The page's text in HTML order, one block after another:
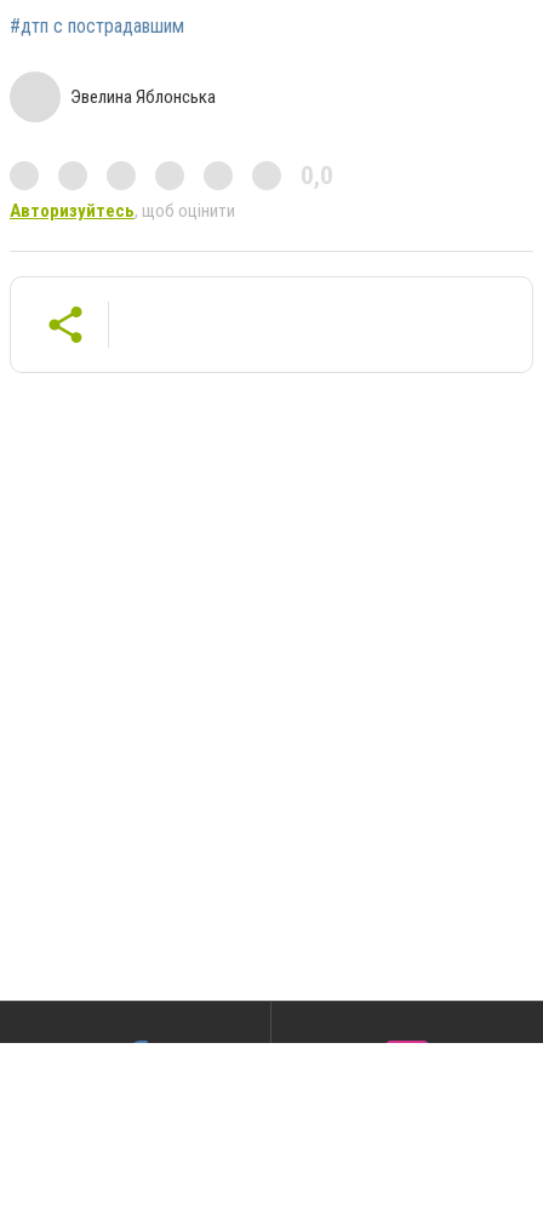
#дтп с пострадавшим
Эвелина Яблонська
0,0
Авторизуйтесь, щоб оцінити